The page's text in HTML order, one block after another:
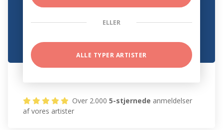
ELLER
ALLE TYPER ARTISTER
Over 2.0005-stjernede anmeldelser
af vores artister